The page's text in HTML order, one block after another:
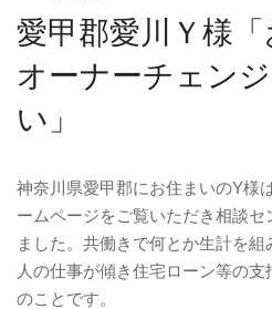
愛甲郡愛川Ｙ様
オーナーチェン
い」
神奈川県愛甲郡にお住まいのY様
ームページをご覧いただき相談セ
ました。共働きで何とか生計を
人の仕事が傾き住宅ローン等の
のことです。